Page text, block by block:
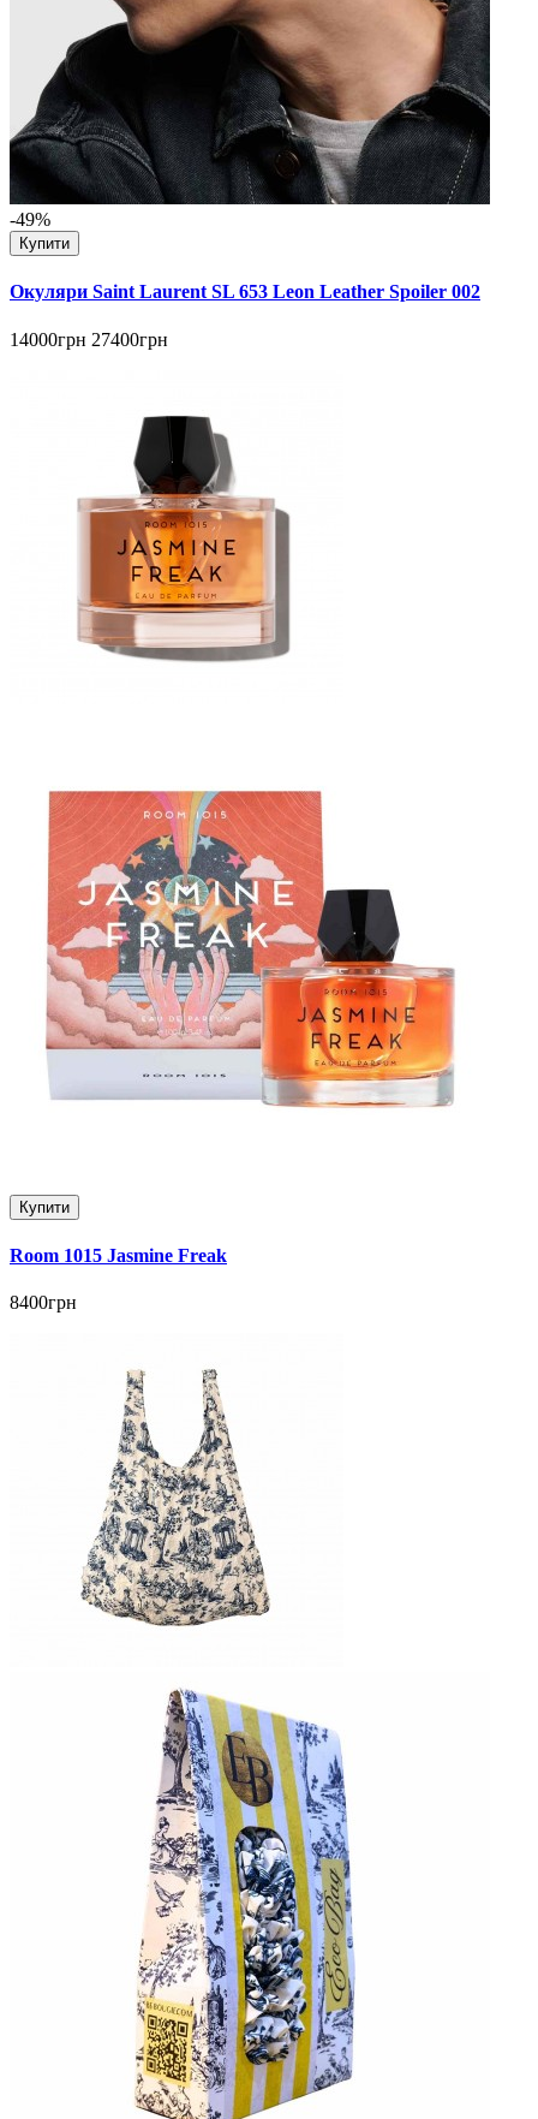
-49%
Купити
Окуляри Saint Laurent SL 653 Leon Leather Spoiler 002
14000грн 27400грн
Купити
Room 1015 Jasmine Freak
8400грн